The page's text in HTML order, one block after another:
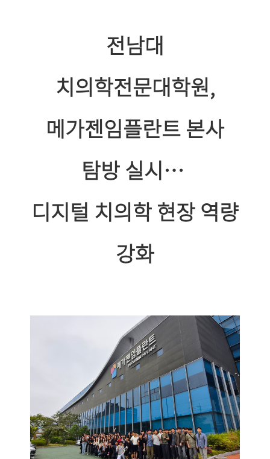
전남대
치의학전문대학원,
메가젠임플란트 본사
탐방 실시…
디지털 치의학 현장 역량
강화